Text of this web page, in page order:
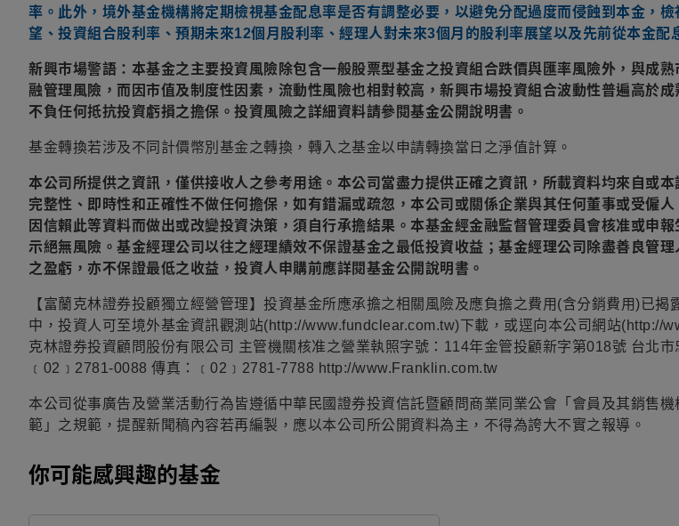
率。此外，境外基金機構將定期檢視基金配息率是否有調整必要，以避免分配過度而侵蝕到本金，
望、投資組合股利率、預期未來12個月股利率、經理人對未來3個月的股利率展望以及先前從本金配
新興市場警語：本基金之主要投資風險除包含一般股票型基金之投資組合跌價與匯率風險外，與成
融管理風險，而因市值及制度性因素，流動性風險也相對較高，新興市場投資組合波動性普遍高於
不負任何抵抗投資虧損之擔保。投資風險之詳細資料請參閱基金公開說明書。
基金轉換若涉及不同計價幣別基金之轉換，轉入之基金以申請轉換當日之淨值計算。
本公司所提供之資訊，僅供接收人之參考用途。本公司當盡力提供正確之資訊，所載資料均來自或
完整性、即時性和正確性不做任何擔保，如有錯漏或疏忽，本公司或關係企業與其任何董事或受僱
因信賴此等資料而做出或改變投資決策，須自行承擔結果。本基金經金融監督管理委員會核准或申
示絕無風險。基金經理公司以往之經理績效不保證基金之最低投資收益；基金經理公司除盡善良管
之盈虧，亦不保證最低之收益，投資人申購前應詳閱基金公開說明書。
【富蘭克林證券投顧獨立經營管理】投資基金所應承擔之相關風險及應負擔之費用(含分銷費用)已揭
中，投資人可至境外基金資訊觀測站(http://www.fundclear.com.tw)下載，或逕向本公司網站(http://
克林證券投資顧問股份有限公司 主管機關核准之營業執照字號：114年金管投顧新字第018號 台北市
﹝02﹞2781-0088 傳真：﹝02﹞2781-7788 http://www.Franklin.com.tw
本公司從事廣告及營業活動行為皆遵循中華民國證券投資信託暨顧問商業同業公會「會員及其銷售
範」之規範，提醒新聞稿內容若再編製，應以本公司所公開資料為主，不得為誇大不實之報導。
你可能感興趣的基金